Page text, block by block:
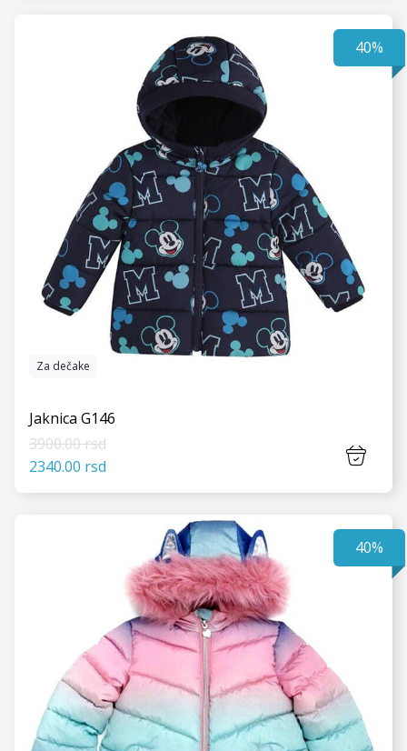
VIDI JOŠ
40%
VIDI JOŠ
Za dečake
Jaknica G146
3900.00 rsd
2340.00 rsd
40%